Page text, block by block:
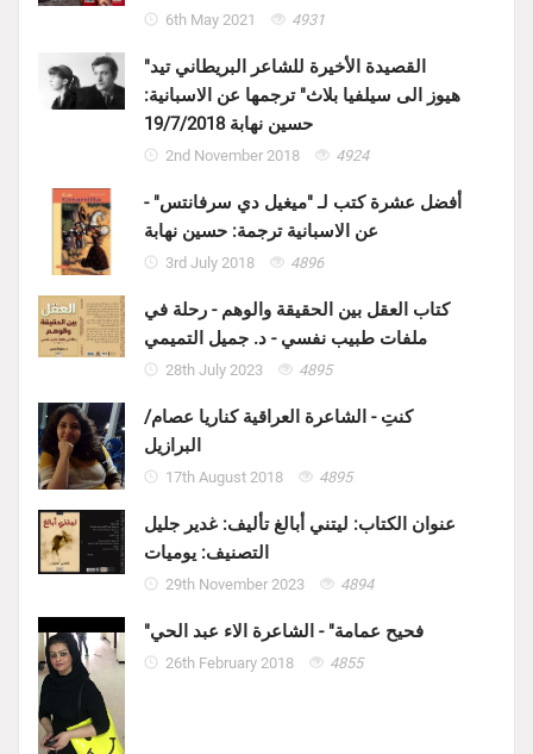
6th May 2021 4931
"القصيدة الأخيرة للشاعر البريطاني تيد
هيوز الى سيلفيا بلاث" ترجمها عن الاسبانية:
حسين نهابة 19/7/2018
2nd November 2018 4924
أفضل عشرة كتب لـ "ميغيل دي سرفانتس" -
عن الاسبانية ترجمة: حسين نهابة
3rd July 2018 4896
كتاب العقل بين الحقيقة والوهم - رحلة في
ملفات طبيب نفسي - د. جميل التميمي
28th July 2023 4895
كنتِ - الشاعرة العراقية كناريا عصام/
البرازيل
17th August 2018 4895
عنوان الكتاب: ليتني أبالغ تأليف: غدير جليل
التصنيف: يوميات
29th November 2023 4894
"فحيح عمامة" - الشاعرة الاء عبد الحي
26th February 2018 4855